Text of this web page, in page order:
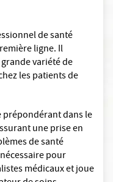
de santé
ligne. Il
variété de
les patients de
prépondérant dans le
une prise en
de santé
pour
médicaux et joue